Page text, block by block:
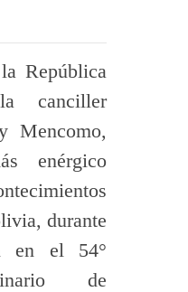
República
canciller
Mencomo,
enérgico
durante
en el 54°
de